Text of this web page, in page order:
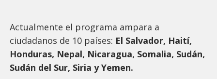
Actualmente el programa ampara a
ciudadanos de 10 países: El Salvador, Haití,
Honduras, Nepal, Nicaragua, Somalia, Sudán,
Sudán del Sur, Siria y Yemen.